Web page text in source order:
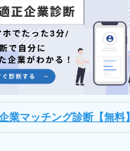
業マッチング診断【無料】